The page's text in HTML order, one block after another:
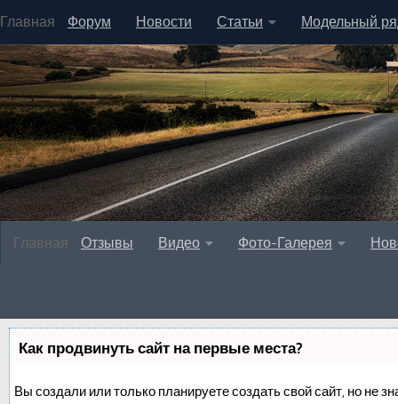
Главная Форум Новости Статьи Модельный
Главная Отзывы Видео Фото-Галерея
Как продвинуть сайт на первые места?
Вы создали или только планируете создать свой сайт, но не